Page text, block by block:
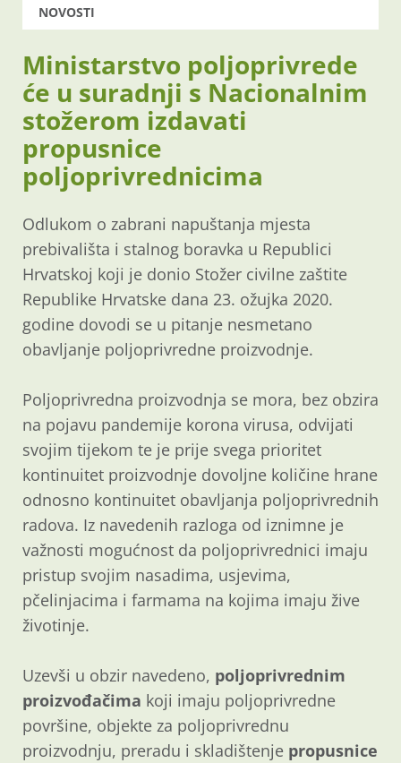
NOVOSTI
Ministarstvo poljoprivrede
će u suradnji s Nacionalnim
stožerom izdavati
propusnice
poljoprivrednicima
Odlukom o zabrani napuštanja mjesta
prebivališta i stalnog boravka u Republici
Hrvatskoj koji je donio Stožer civilne zaštite
Republike Hrvatske dana 23. ožujka 2020.
godine dovodi se u pitanje nesmetano
obavljanje poljoprivredne proizvodnje.
Poljoprivredna proizvodnja se mora, bez obzira
na pojavu pandemije korona virusa, odvijati
svojim tijekom te je prije svega prioritet
kontinuitet proizvodnje dovoljne količine hrane
odnosno kontinuitet obavljanja poljoprivrednih
radova. Iz navedenih razloga od iznimne je
važnosti mogućnost da poljoprivrednici imaju
pristup svojim nasadima, usjevima,
pčelinjacima i farmama na kojima imaju žive
životinje.
Uzevši u obzir navedeno, poljoprivrednim
proizvođačima koji imaju poljoprivredne
površine, objekte za poljoprivrednu
proizvodnju, preradu i skladištenje propusnice